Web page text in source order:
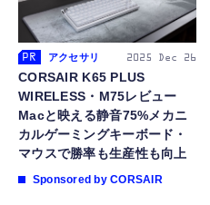
アクセサリ 2025 Dec 26
CORSAIR K65 PLUS
WIRELESS・M75レビュー
Macと映える静音75%メカニ
カルゲーミングキーボード・
マウスで勝率も生産性も向上
CORSAIR